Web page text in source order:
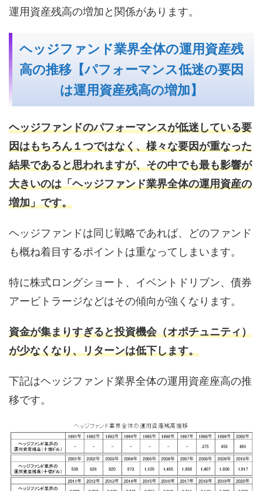
運用資産残高の増加と関係があります。
ヘッジファンド業界全体の運用資産残
高の推移【パフォーマンス低迷の要因
は運用資産残高の増加】
ヘッジファンドのパフォーマンスが低迷している要
因はもちろん１つではなく、様々な要因が重なった
結果であると思われますが、その中でも最も影響が
大きいのは「ヘッジファンド業界全体の運用資産の
増加」です。
ヘッジファンドは同じ戦略であれば、どのファンド
も概ね着目するポイントは重なってしまいます。
特に株式ロングショート、イベントドリブン、債券
アービトラージなどはその傾向が強くなります。
資金が集まりすぎると投資機会（オポチュニティ）
が少なくなり、リターンは低下します。
下記はヘッジファンド業界全体の運用資産座高の推
移です。